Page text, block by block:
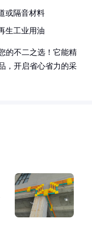
或隔音材料
生工业用油
的不二之选！它能精
，开启省心省力的采